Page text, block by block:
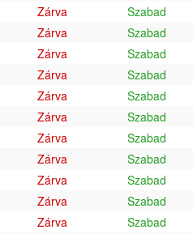
Zárva Szabad
Zárva Szabad
Zárva Szabad
Zárva Szabad
Zárva Szabad
Zárva Szabad
Zárva Szabad
Zárva Szabad
Zárva Szabad
Zárva Szabad
Zárva Szabad